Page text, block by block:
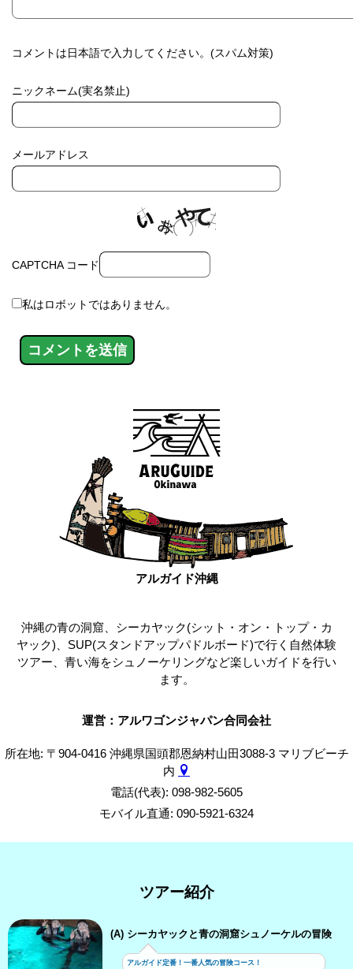
コメントは日本語で入力してください。(スパム対策)
ニックネーム(実名禁止)
メールアドレス
CAPTCHA コード
私はロボットではありません。
アルガイド沖縄
沖縄の青の洞窟、シーカヤック(シット・オン・トップ・カ
ヤック)、SUP(スタンドアップパドルボード)で行く自然体験
ツアー、青い海をシュノーケリングなど楽しいガイドを行い
ます。
運営：アルワゴンジャパン合同会社
所在地: 〒904-0416 沖縄県国頭郡恩納村山田3088-3 マリブビーチ
内
電話(代表): 098-982-5605
モバイル直通: 090-5921-6324
ツアー紹介
(A) シーカヤックと青の洞窟シュノーケルの冒険
アルガイド定番！一番人気の冒険コース！